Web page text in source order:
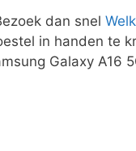
dan snel
in handen te
Galaxy A16